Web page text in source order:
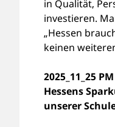
in Qualität,
investieren.
„Hessen
keinen
2025_11_25
Hessens
unserer